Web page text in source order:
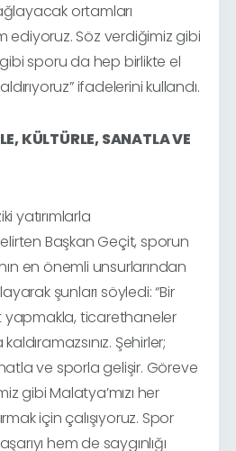
ortamları
Söz verdiğimiz gibi
sporu da hep birlikte el
ifadelerini kullandı.
KÜLTÜRLE, SANATLA VE
yatırımlarla
Başkan Geçit, sporun
en önemli unsurlarından
şunları söyledi: “Bir
yapmakla, ticarethaneler
Şehirler;
ve sporla gelişir. Göreve
gibi Malatya’mızı her
için çalışıyoruz. Spor
hem de saygınlığı